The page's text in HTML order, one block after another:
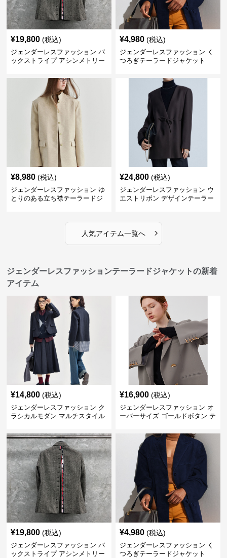
¥19,800 (税込)
ジェンダーレスファッション バ
ックストライプ アシンメトリー
¥4,980 (税込)
ジェンダーレスファッション く
つろぎテーラードジャケット
¥8,980 (税込)
ジェンダーレスファッション ゆ
とりのある立ち襟テーラードジ
¥24,800 (税込)
ジェンダーレスファッション ウ
エストリボン デザインテーラー
人気アイテム一覧へ ›
ジェンダーレスファッションテーラードジャケットの新着
アイテム
¥14,800 (税込)
ジェンダーレスファッション ク
ラシカルモダン マルチスタイル
¥16,900 (税込)
ジェンダーレスファッション オ
ーバーサイズ ゴールドボタン テ
¥19,800 (税込)
ジェンダーレスファッション バ
ックストライプ アシンメトリー
¥4,980 (税込)
ジェンダーレスファッション く
つろぎテーラードジャケット